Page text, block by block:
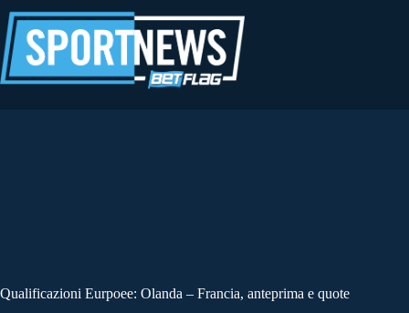
al
contenuto
Qualificazioni Eurpoee: Olanda – Francia, anteprima e quote